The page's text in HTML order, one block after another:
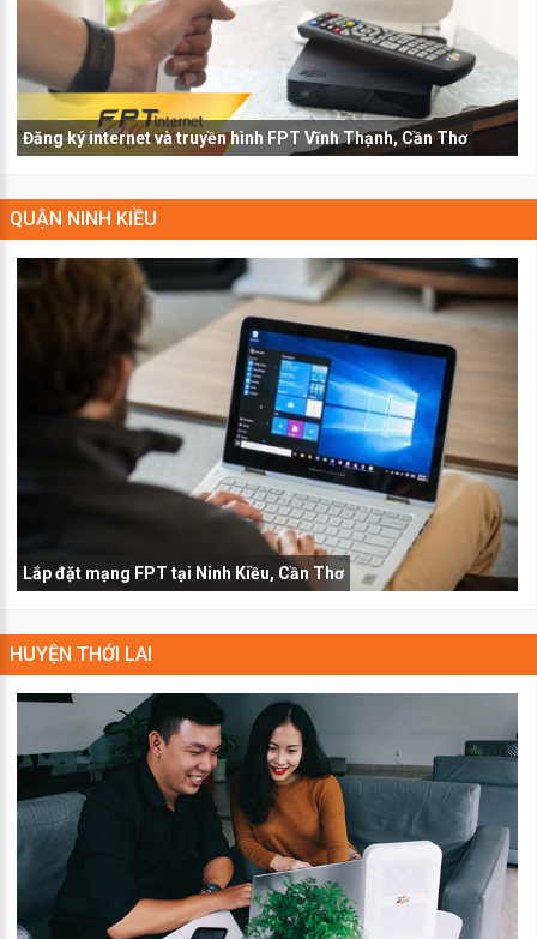
Đăng ký internet và truyền hình FPT Vĩnh Thạnh, Cần Thơ
QUẬN NINH KIỀU
Lắp đặt mạng FPT tại Ninh Kiều, Cần Thơ
HUYỆN THỚI LAI